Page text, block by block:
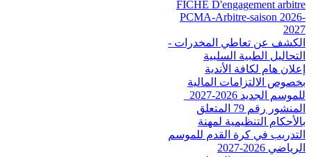
FICHE D'engagement arbitre
PCMA-Arbitre-saison 2026-
2027
الكشف عن تعاطي المخدرات -
التحاليل الطبية السلبية
إعلان هام لكافة الأندية
بخصوص الالتزامات المالية
للموسم الجديد 2026-2027_
المنشور رقم 79 المتعلق
بالأحكام التنظيمية لمهنة
التدريب في كرة القدم للموسم
الرياضي 2026-2027